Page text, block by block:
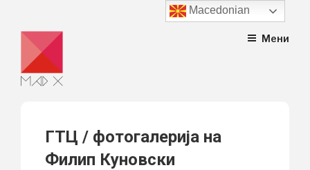
content
Мени
ГТЦ / фотогалерија на
Филип Куновски
Macedonian